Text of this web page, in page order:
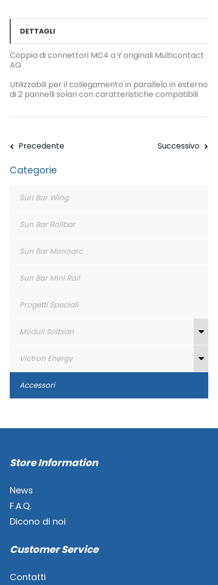
DETTAGLI
Coppia di connettori MC4 a Y originali Multicontact
AG
Utilizzabili per il collegamento in parallelo in esterno
di 2 pannelli solari con caratteristiche compatibili
Precedente Successivo
Categorie
Sun Bar Wing
Sun Bar Rollbar
Sun Bar Monoarc
Sun Bar Mini Rail
Progetti Speciali
Moduli Solbian
Victron Energy
Accessori
Store Information
News
F.A.Q.
Dicono di noi
Customer Service
Contatti